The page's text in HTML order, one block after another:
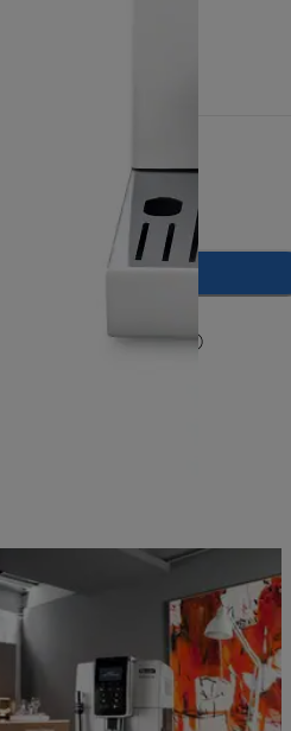
standard à partir de 49 €